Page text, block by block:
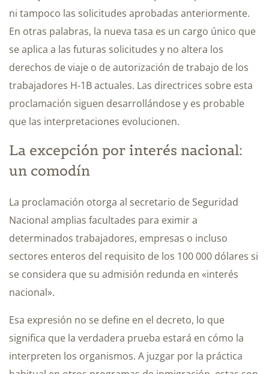
ni tampoco las solicitudes aprobadas anteriormente.
En otras palabras, la nueva tasa es un cargo único que
se aplica a las futuras solicitudes y no altera los
derechos de viaje o de autorización de trabajo de los
trabajadores H-1B actuales. Las directrices sobre esta
proclamación siguen desarrollándose y es probable
que las interpretaciones evolucionen.
La excepción por interés nacional:
un comodín
La proclamación otorga al secretario de Seguridad
Nacional amplias facultades para eximir a
determinados trabajadores, empresas o incluso
sectores enteros del requisito de los 100 000 dólares si
se considera que su admisión redunda en «interés
nacional».
Esa expresión no se define en el decreto, lo que
significa que la verdadera prueba estará en cómo la
interpreten los organismos. A juzgar por la práctica